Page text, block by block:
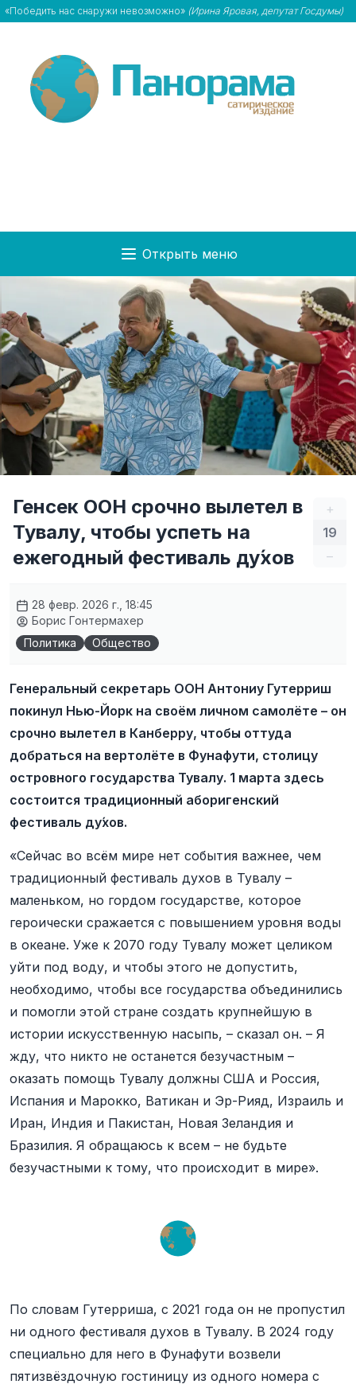
«Победить нас снаружи невозможно» (Ирина Яровая, депутат Госдумы)
Открыть меню
+
19
–
Генсек ООН срочно вылетел в
Тувалу, чтобы успеть на
ежегодный фестиваль ду́хов
28 февр. 2026 г., 18:45
Борис Гонтермахер
Политика
Общество
Генеральный секретарь ООН Антониу Гутерриш
покинул Нью-Йорк на своём личном самолёте – он
срочно вылетел в Канберру, чтобы оттуда
добраться на вертолёте в Фунафути, столицу
островного государства Тувалу. 1 марта здесь
состоится традиционный аборигенский
фестиваль ду́хов.
«Сейчас во всём мире нет события важнее, чем
традиционный фестиваль духов в Тувалу –
маленьком, но гордом государстве, которое
героически сражается с повышением уровня воды
в океане. Уже к 2070 году Тувалу может целиком
уйти под воду, и чтобы этого не допустить,
необходимо, чтобы все государства объединились
и помогли этой стране создать крупнейшую в
истории искусственную насыпь, – сказал он. – Я
жду, что никто не останется безучастным –
оказать помощь Тувалу должны США и Россия,
Испания и Марокко, Ватикан и Эр-Рияд, Израиль и
Иран, Индия и Пакистан, Новая Зеландия и
Бразилия. Я обращаюсь к всем – не будьте
безучастными к тому, что происходит в мире».
По словам Гутерриша, с 2021 года он не пропустил
ни одного фестиваля духов в Тувалу. В 2024 году
специально для него в Фунафути возвели
пятизвёздочную гостиницу из одного номера с